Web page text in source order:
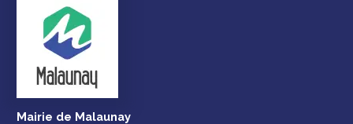
Droits et
démarches
Mairie de Malaunay